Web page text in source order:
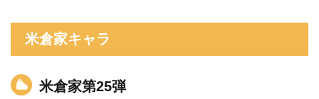
米倉家キャラ
米倉家第25弾